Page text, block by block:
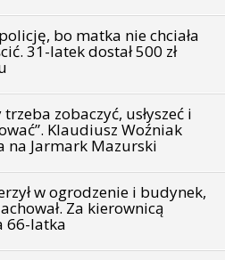
bo matka nie chciała
31-latek dostał 500 zł
zobaczyć, usłyszeć i
Klaudiusz Woźniak
na Jarmark Mazurski
w ogrodzenie i budynek,
Za kierownicą
66-latka